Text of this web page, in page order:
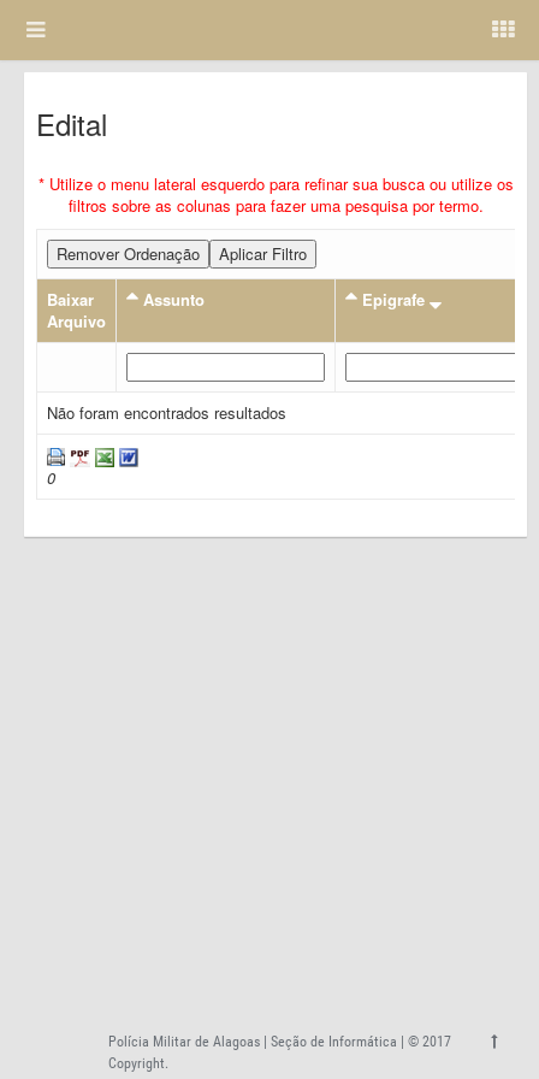
Edital
* Utilize o menu lateral esquerdo para refinar sua busca ou utilize os
filtros sobre as colunas para fazer uma pesquisa por termo.
Remover Ordenação
Aplicar Filtro
Baixar
Arquivo
Assunto Epigrafe
Não foram encontrados resultados
0
Polícia Militar de Alagoas | Seção de Informática | © 2017
Copyright.